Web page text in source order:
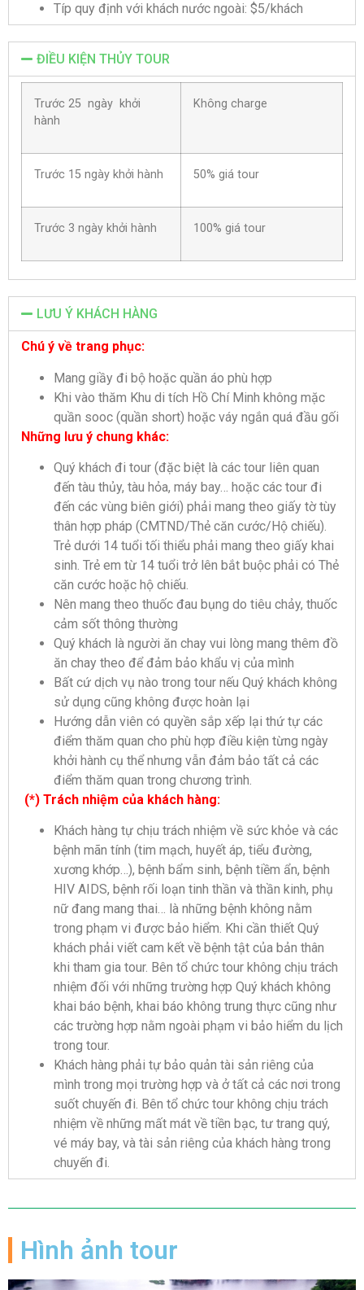
Típ quy định với khách nước ngoài: $5/khách
ĐIỀU KIỆN THỦY TOUR
Trước 25 ngày khởi
hành
Không charge
Trước 15 ngày khởi hành 50% giá tour
Trước 3 ngày khởi hành 100% giá tour
LƯU Ý KHÁCH HÀNG
Chú ý về trang phục:
Mang giầy đi bộ hoặc quần áo phù hợp
Khi vào thăm Khu di tích Hồ Chí Minh không mặc
quần sooc (quần short) hoặc váy ngắn quá đầu gối
Những lưu ý chung khác:
Quý khách đi tour (đặc biệt là các tour liên quan
đến tàu thủy, tàu hỏa, máy bay… hoặc các tour đi
đến các vùng biên giới) phải mang theo giấy tờ tùy
thân hợp pháp (CMTND/Thẻ căn cước/Hộ chiếu).
Trẻ dưới 14 tuổi tối thiểu phải mang theo giấy khai
sinh. Trẻ em từ 14 tuổi trở lên bắt buộc phải có Thẻ
căn cước hoặc hộ chiếu.
Nên mang theo thuốc đau bụng do tiêu chảy, thuốc
cảm sốt thông thường
Quý khách là người ăn chay vui lòng mang thêm đồ
ăn chay theo để đảm bảo khẩu vị của mình
Bất cứ dịch vụ nào trong tour nếu Quý khách không
sử dụng cũng không được hoàn lại
Hướng dẫn viên có quyền sắp xếp lại thứ tự các
điểm thăm quan cho phù hợp điều kiện từng ngày
khởi hành cụ thể nhưng vẫn đảm bảo tất cả các
điểm thăm quan trong chương trình.
(*) Trách nhiệm của khách hàng:
Khách hàng tự chịu trách nhiệm về sức khỏe và các
bệnh mãn tính (tim mạch, huyết áp, tiểu đường,
xương khớp…), bệnh bẩm sinh, bệnh tiềm ẩn, bệnh
HIV AIDS, bệnh rối loạn tinh thần và thần kinh, phụ
nữ đang mang thai… là những bệnh không nằm
trong phạm vi được bảo hiểm. Khi cần thiết Quý
khách phải viết cam kết về bệnh tật của bản thân
khi tham gia tour. Bên tổ chức tour không chịu trách
nhiệm đối với những trường hợp Quý khách không
khai báo bệnh, khai báo không trung thực cũng như
các trường hợp nằm ngoài phạm vi bảo hiểm du lịch
trong tour.
Khách hàng phải tự bảo quản tài sản riêng của
mình trong mọi trường hợp và ở tất cả các nơi trong
suốt chuyến đi. Bên tổ chức tour không chịu trách
nhiệm về những mất mát về tiền bạc, tư trang quý,
vé máy bay, và tài sản riêng của khách hàng trong
chuyến đi.
Hình ảnh tour